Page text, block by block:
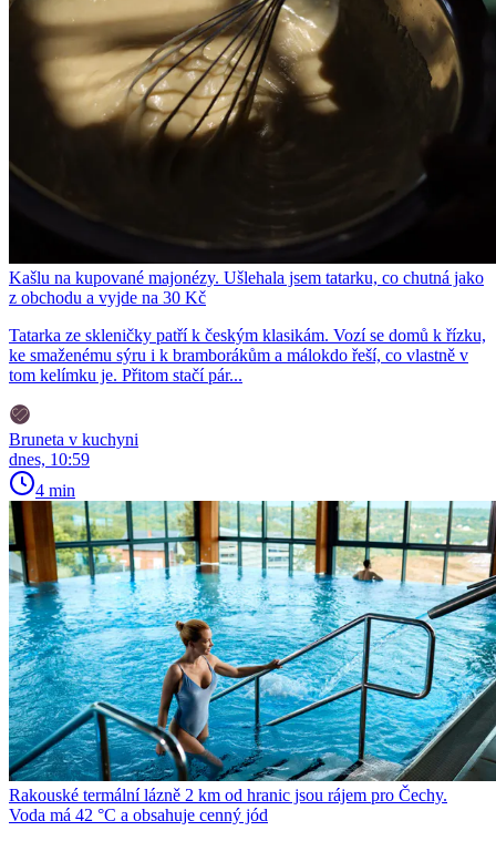
Kašlu na kupované majonézy. Ušlehala jsem tatarku, co chutná jako
z obchodu a vyjde na 30 Kč
Tatarka ze skleničky patří k českým klasikám. Vozí se domů k řízku,
ke smaženému sýru i k bramborákům a málokdo řeší, co vlastně v
tom kelímku je. Přitom stačí pár...
Bruneta v kuchyni
dnes, 10:59
4 min
Rakouské termální lázně 2 km od hranic jsou rájem pro Čechy.
Voda má 42 °C a obsahuje cenný jód